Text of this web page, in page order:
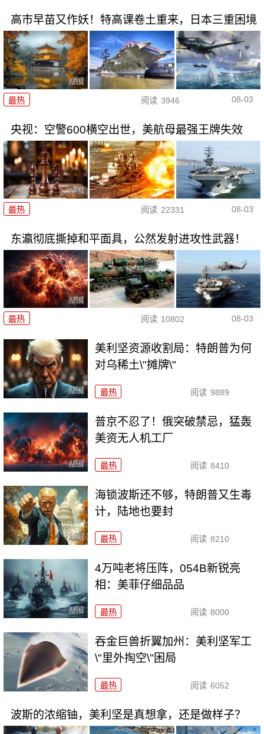
高市早苗又作妖！特高课卷土重来，日本三重困境
最热 阅读 3946 08-03
央视：空警600横空出世，美航母最强王牌失效
最热 阅读 22331 08-03
东瀛彻底撕掉和平面具，公然发射进攻性武器！
最热 阅读 10802 08-03
美利坚资源收割局：特朗普为何
对乌稀土\"摊牌\"
最热 阅读 9889
普京不忍了！俄突破禁忌，猛轰
美资无人机工厂
最热 阅读 8410
海锁波斯还不够，特朗普又生毒
计，陆地也要封
最热 阅读 8210
4万吨老将压阵，054B新锐亮
相：美菲仔细品品
最热 阅读 8000
吞金巨兽折翼加州：美利坚军工
\"里外掏空\"困局
最热 阅读 6052
波斯的浓缩铀，美利坚是真想拿，还是做样子？